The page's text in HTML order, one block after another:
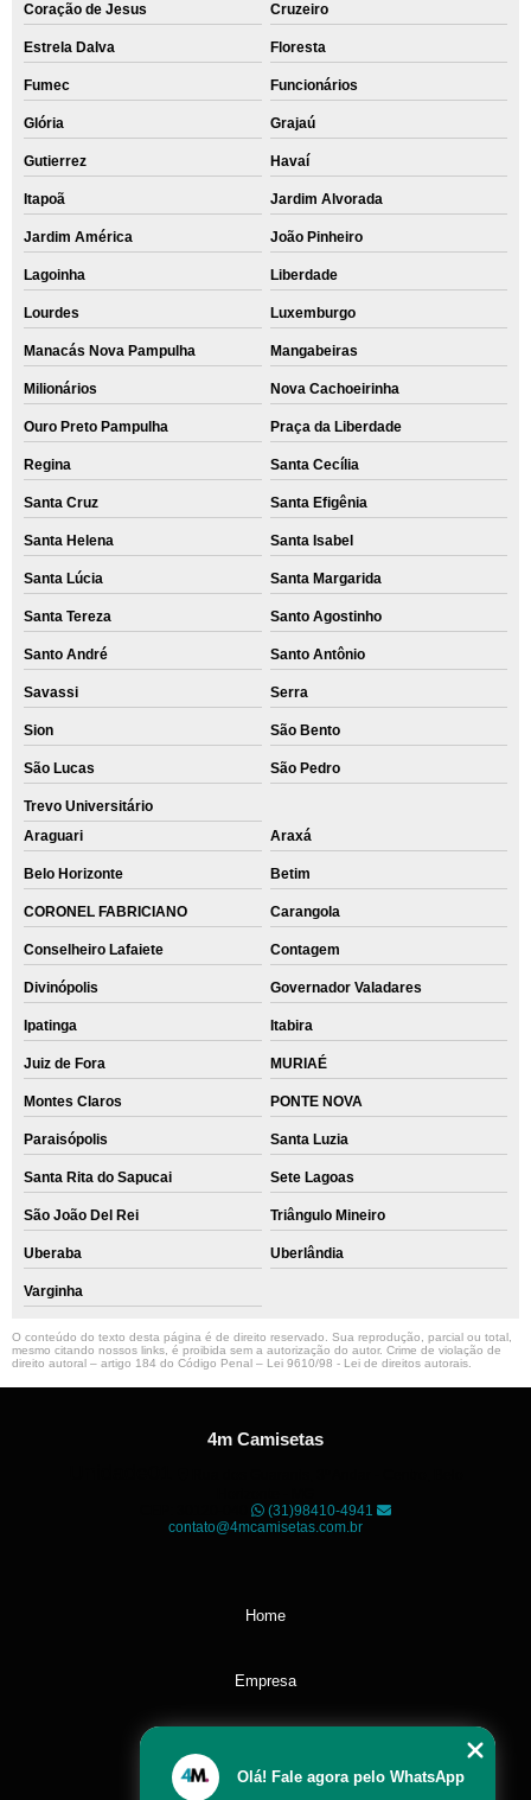
Coração de Jesus Cruzeiro
Estrela Dalva Floresta
Fumec Funcionários
Glória Grajaú
Gutierrez Havaí
Itapoã Jardim Alvorada
Jardim América João Pinheiro
Lagoinha Liberdade
Lourdes Luxemburgo
Manacás Nova Pampulha Mangabeiras
Milionários Nova Cachoeirinha
Ouro Preto Pampulha Praça da Liberdade
Regina Santa Cecília
Santa Cruz Santa Efigênia
Santa Helena Santa Isabel
Santa Lúcia Santa Margarida
Santa Tereza Santo Agostinho
Santo André Santo Antônio
Savassi Serra
Sion São Bento
São Lucas São Pedro
Trevo Universitário
Araguari
Araxá
Belo Horizonte Betim
CORONEL FABRICIANO Carangola
Conselheiro Lafaiete Contagem
Divinópolis Governador Valadares
Ipatinga Itabira
Juiz de Fora MURIAÉ
Montes Claros PONTE NOVA
Paraisópolis Santa Luzia
Santa Rita do Sapucai Sete Lagoas
São João Del Rei Triângulo Mineiro
Uberaba Uberlândia
Varginha
O conteúdo do texto desta página é de direito reservado. Sua reprodução, parcial ou total,
mesmo citando nossos links, é proibida sem a autorização do autor. Crime de violação de
direito autoral – artigo 184 do Código Penal – Lei 9610/98 - Lei de direitos autorais
4m Camisetas
(31)98410-4941
contato@4mcamisetas.com.br
Home
Empresa
Olá! Fale agora pelo WhatsApp